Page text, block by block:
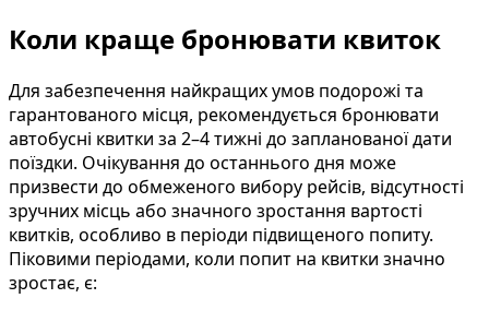
Коли краще бронювати квиток
Для забезпечення найкращих умов подорожі та
гарантованого місця, рекомендується бронювати
автобусні квитки за 2–4 тижні до запланованої дати
поїздки. Очікування до останнього дня може
призвести до обмеженого вибору рейсів, відсутності
зручних місць або значного зростання вартості
квитків, особливо в періоди підвищеного попиту.
Піковими періодами, коли попит на квитки значно
зростає, є: